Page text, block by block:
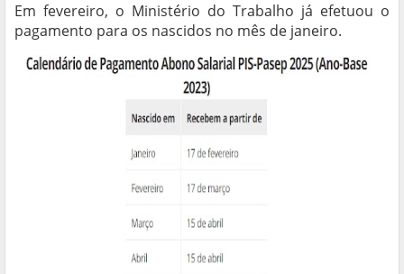
Em fevereiro, o Ministério do Trabalho já efetuou o
pagamento para os nascidos no mês de janeiro.